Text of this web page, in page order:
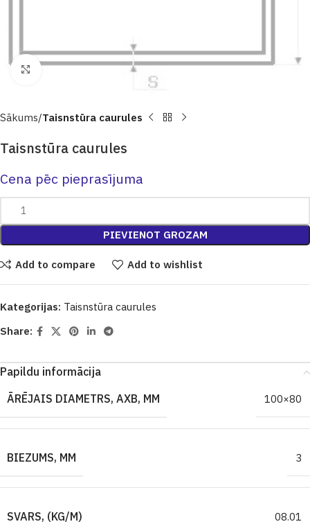
Click to enlarge
Sākums Taisnstūra caurules
Taisnstūra caurules
Cena pēc pieprasījuma
PIEVIENOT GROZAM
Add to compare Add to wishlist
Kategorijas: Taisnstūra caurules
Share:
Papildu informācija
ĀRĒJAIS DIAMETRS, AXB, MM
100×80
BIEZUMS, MM 3
SVARS, (KG/M) 08.01